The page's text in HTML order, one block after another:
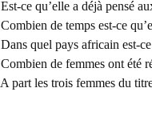
Est-ce qu’elle a déjà pensé
Combien de temps est-ce
Dans quel pays africain est-
Combien de femmes ont été
A part les trois femmes du